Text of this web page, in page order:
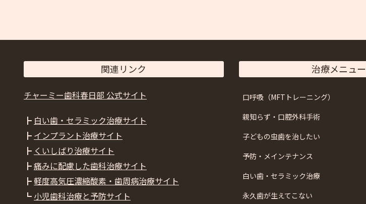
関連リンク
チャーミー歯科春日部 公式サイト
┣ 白い歯・セラミック治療サイト
┣ インプラント治療サイト
┣ くいしばり治療サイト
┣痛みに配慮した歯科治療サイト
┣ 軽度高気圧濃縮酸素・歯周病治療サイト
┗ 小児歯科治療と予防サイト
治療メニュー
口呼吸（MFTトレーニング）
親知らず・口腔外科手術
子どもの虫歯を治したい
予防・メインテナンス
白い歯・セラミック治療
永久歯が生えてこない